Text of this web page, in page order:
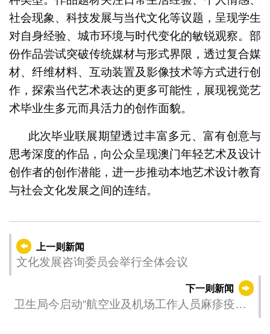
社会现象、科技发展与当代文化等议题，呈现学生
对自身经验、城市环境与时代变化的敏锐观察。部
份作品尝试突破传统媒材与形式界限，透过复合媒
材、纤维材料、互动装置及影像技术等方式进行创
作，探索当代艺术表达的更多可能性，展现视觉艺
术毕业生多元而具活力的创作面貌。
此次毕业联展期望透过丰富多元、富有创意与
思考深度的作品，向公众呈现澳门年轻艺术及设计
创作者的创作潜能，进一步推动本地艺术设计教育
与社会文化发展之间的连结。
上一则新闻
文化发展咨询委员会举行全体会议
下一则新闻
卫生局今启动“航空业及机场工作人员麻疹疫苗